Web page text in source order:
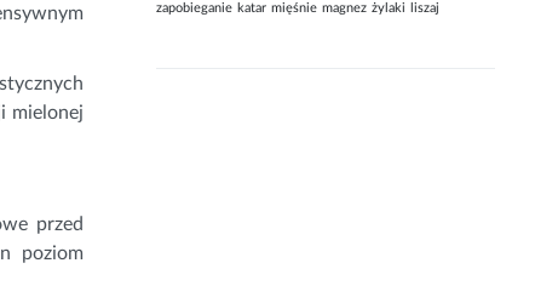
mielonej
przed
poziom
zapobieganie katar mięśnie magnez żylaki liszaj